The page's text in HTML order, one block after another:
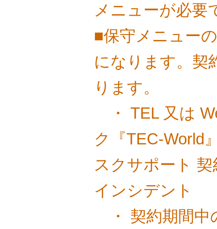
メニューが必要
■保守メニュー
になります。契
ります。
・ TEL 又は
ク『TEC-World
スクサポート
インシデント
・ 契約期間中